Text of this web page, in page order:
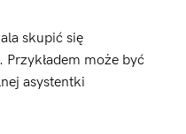
skupić się
Przykładem może być
asystentki